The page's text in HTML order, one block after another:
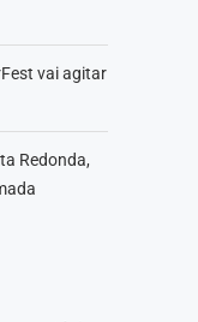
vai agitar
Redonda,